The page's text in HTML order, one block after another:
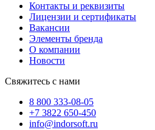
Контакты и реквизиты
Лицензии и сертификаты
Вакансии
Элементы бренда
О компании
Новости
Свяжитесь с нами
8 800 333-08-05
+7 3822 650-450
info@indorsoft.ru